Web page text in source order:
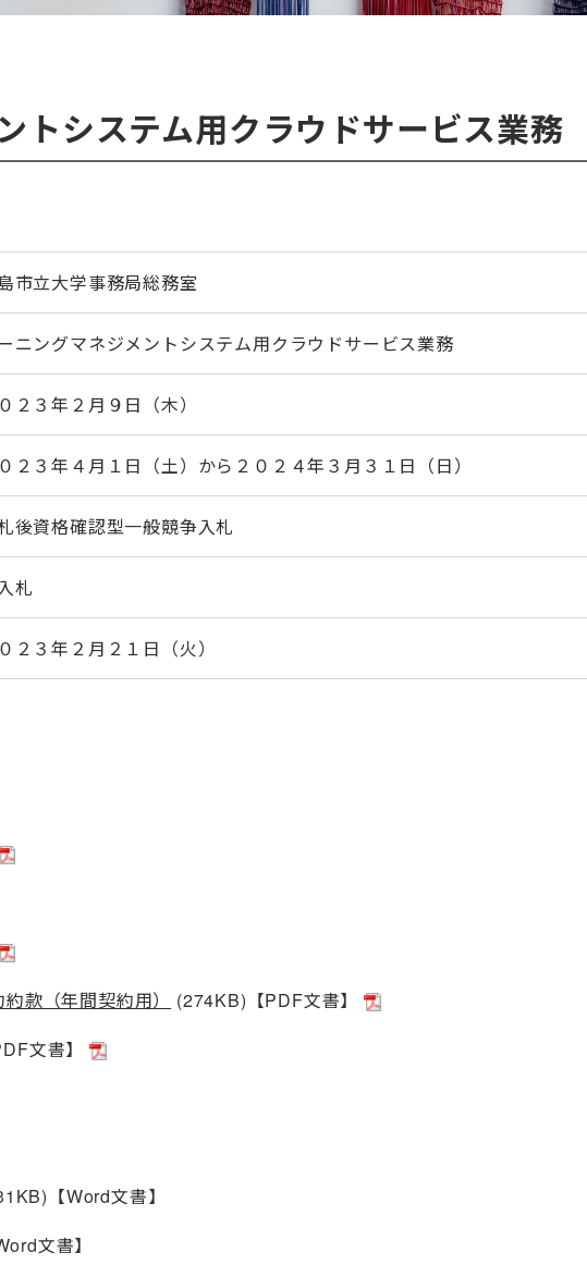
トシステム用クラウドサービス業務
市立大学事務局総務室
ニングマネジメントシステム用クラウドサービス業務
２３年２月９日（木）
２３年４月１日（土）から２０２４年３月３１日（日）
後資格確認型一般競争入札
札
２３年２月２１日（火）
款（年間契約用）
(274KB)【PDF文書】
文書】
【Word文書】
文書】